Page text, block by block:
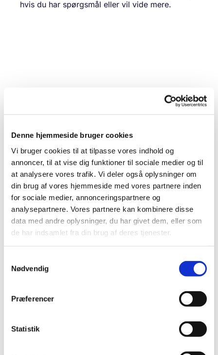
Denne hjemmeside bruger cookies
Vi bruger cookies til at tilpasse vores indhold og
annoncer, til at vise dig funktioner til sociale medier og til
at analysere vores trafik. Vi deler også oplysninger om
din brug af vores hjemmeside med vores partnere inden
for sociale medier, annonceringspartnere og
analysepartnere. Vores partnere kan kombinere disse
data med andre oplysninger, du har givet dem, eller som
de har indsamlet fra din brug af deres tjenester.
Nødvendig
Præferencer
Statistik
hvis du har spørgsmål eller vil vide mere.
Du vil måske også kunne
lide...